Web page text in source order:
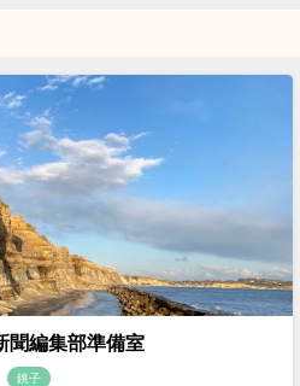
聞編集部準備室
銚子